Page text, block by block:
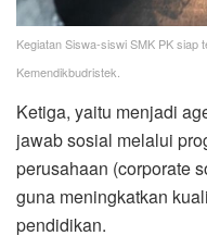
Kegiatan Siswa-siswi SMK PK siap
Kemendikbudristek.
Ketiga, yaitu menjadi
jawab sosial melalui
perusahaan (corporate
guna meningkatkan
pendidikan.